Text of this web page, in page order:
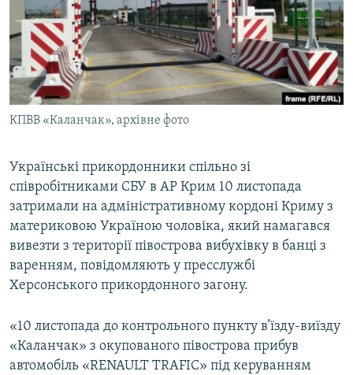
ДЕПОРТАЦІЯ
ВІДЕОУРОКИ «ELIFBE»
СВІДЧЕННЯ ОКУПАЦІЇ
УКРАЇНСЬКА ПРОБЛЕМА КРИМУ
ІНФОГРАФІКА
ЯК ОБІЙТИ БЛОКУВАННЯ
Русский
Qırımtatar
ДОЛУЧАЙСЯ!
Усі сайти RFE/RL
КПВВ «Каланчак», архівне фото
Українські прикордонники спільно зі
співробітниками СБУ в АР Крим 10 листопада
затримали на адміністративному кордоні Криму з
материковою Україною чоловіка, який намагався
вивезти з території півострова вибухівку в банці з
варенням, повідомляють у пресслужбі
Херсонського прикордонного загону.
«10 листопада до контрольного пункту в’їзду-виїзду
«Каланчак» з окупованого півострова прибув
автомобіль «RENAULT TRAFIC» під керуванням